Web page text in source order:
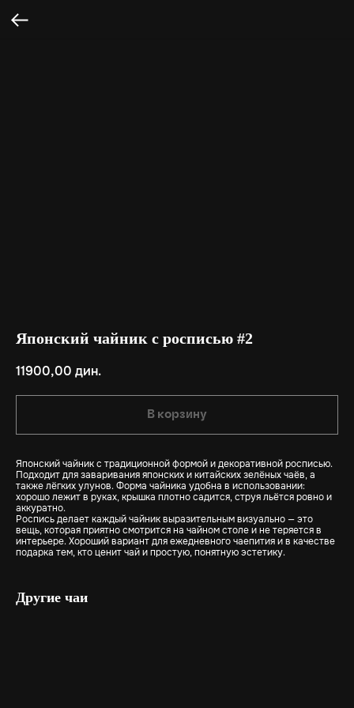
Японский чайник с росписью #2
11900,00 дин.
В корзину
Японский чайник с традиционной формой и декоративной росписью.
Подходит для заваривания японских и китайских зелёных чаёв, а
также лёгких улунов. Форма чайника удобна в использовании:
хорошо лежит в руках, крышка плотно садится, струя льётся ровно и
аккуратно.
Роспись делает каждый чайник выразительным визуально — это
вещь, которая приятно смотрится на чайном столе и не теряется в
интерьере. Хороший вариант для ежедневного чаепития и в качестве
подарка тем, кто ценит чай и простую, понятную эстетику.
Другие чаи